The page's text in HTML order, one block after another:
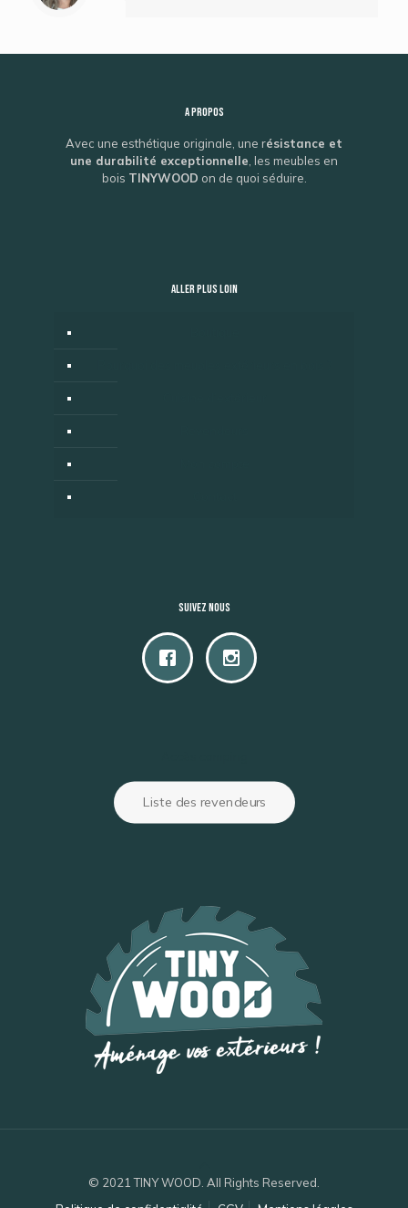
A propos
Avec une esthétique originale, une résistance et
une durabilité exceptionnelle , les meubles en
bois TINYWOOD on de quoi séduire.
ALLER PLUS LOIN
Suivez nous
Liste des revendeurs
© 2021 TINY WOOD. All Rights Reserved.